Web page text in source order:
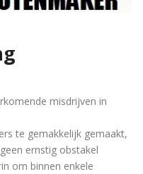
misdrijven in
te gemakkelijk gemaakt,
ernstig obstakel
om binnen enkele